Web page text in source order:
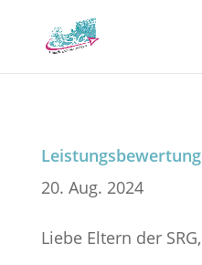
Leistungsbewertung
20. Aug. 2024
Liebe Eltern der SRG,